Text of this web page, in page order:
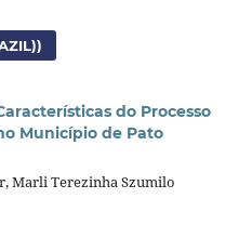
do Processo
Município de Pato
Marli Terezinha Szumilo